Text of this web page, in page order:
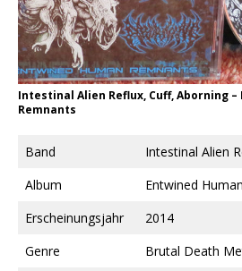
Intestinal Alien Reflux, Cuff, Aborning ‎–
Remnants
Band
Intestinal Alien
Album
Entwined
Erscheinungsjahr
2014
Genre
Brutal Death